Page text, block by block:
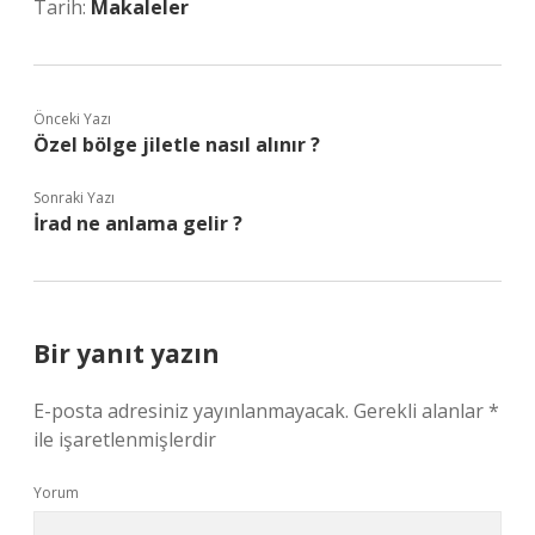
Tarih: Makaleler
Önceki Yazı
Özel bölge jiletle nasıl alınır ?
Sonraki Yazı
İrad ne anlama gelir ?
Bir yanıt yazın
E-posta adresiniz yayınlanmayacak. Gerekli alanlar*
ile işaretlenmişlerdir
Yorum